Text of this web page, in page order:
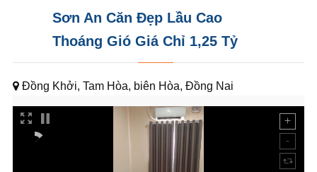
Sơn An Căn Đẹp Lầu Cao
Thoáng Gió Giá Chỉ 1,25 Tỷ
Đồng Khởi, Tam Hòa, biên Hòa, Đồng Nai